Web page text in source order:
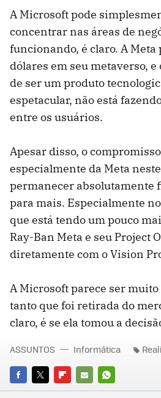
A Microsoft pode
concentrar nas áreas de
funcionando, é claro. A Meta
dólares em seu metaverso,
de ser um produto
espetacular, não está
entre os usuários.
Apesar disso, o
especialmente da Meta
permanecer absolutamente
para mais. Especialmente
que está tendo um pouco
Ray-Ban Meta e seu Project
diretamente com o Vision
A Microsoft parece ser muito
tanto que foi retirada do
claro, é se ela tomou a
FACEBOOK
TWITTERFLIPBOARD
E-
WHATSAPP
ASSUNTOS Informática